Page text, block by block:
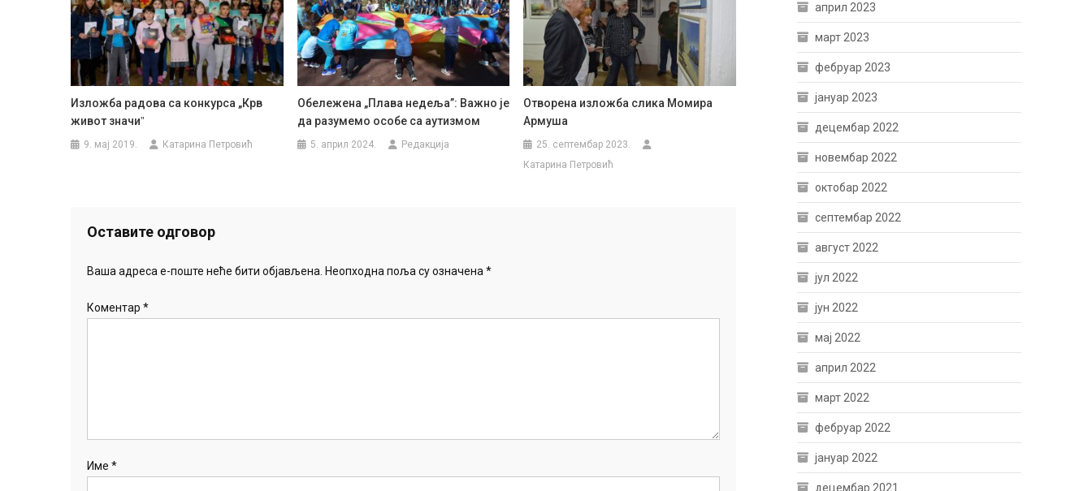
Изложба радова са конкурса „Крв
живот значиˮ
9. мај 2019. Катарина Петровић
Обележена „Плава недеља”: Важно је
да разумемо особе са аутизмом
5. април 2024. Редакција
Отворена изложба слика Момира
Армуша
25. септембар 2023.
Катарина Петровић
Оставите одговор
Ваша адреса е-поште неће бити објављена. Неопходна поља су означена*
Коментар *
Име *
април 2023
март 2023
фебруар 2023
јануар 2023
децембар 2022
новембар 2022
октобар 2022
септембар 2022
август 2022
јул 2022
јун 2022
мај 2022
април 2022
март 2022
фебруар 2022
јануар 2022
децембар 2021